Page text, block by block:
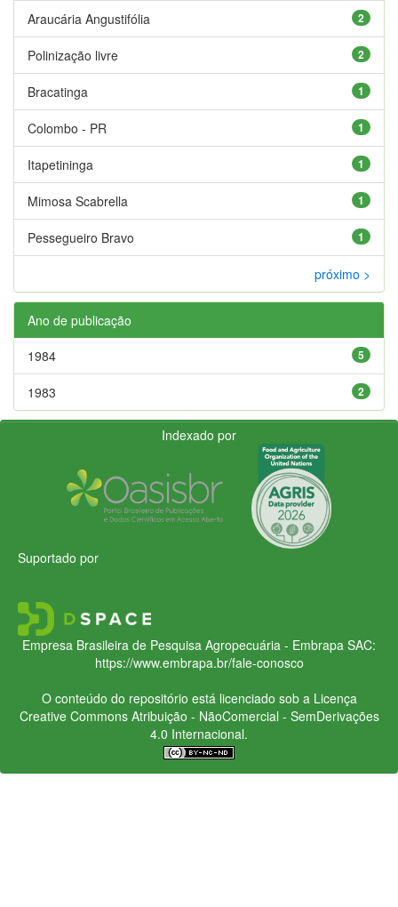
2
Araucária Angustifólia
2
Polinização livre
1
Bracatinga
1
Colombo - PR
1
Itapetininga
1
Mimosa Scabrella
1
Pessegueiro Bravo
próximo >
Ano de publicação
5
1984
2
1983
Indexado por
Suportado por
Empresa Brasileira de Pesquisa Agropecuária - Embrapa SAC:
https://www.embrapa.br/fale-conosco
O conteúdo do repositório está licenciado sob a Licença
Creative CommonsAtribuição - NãoComercial - SemDerivações
4.0 Internacional.